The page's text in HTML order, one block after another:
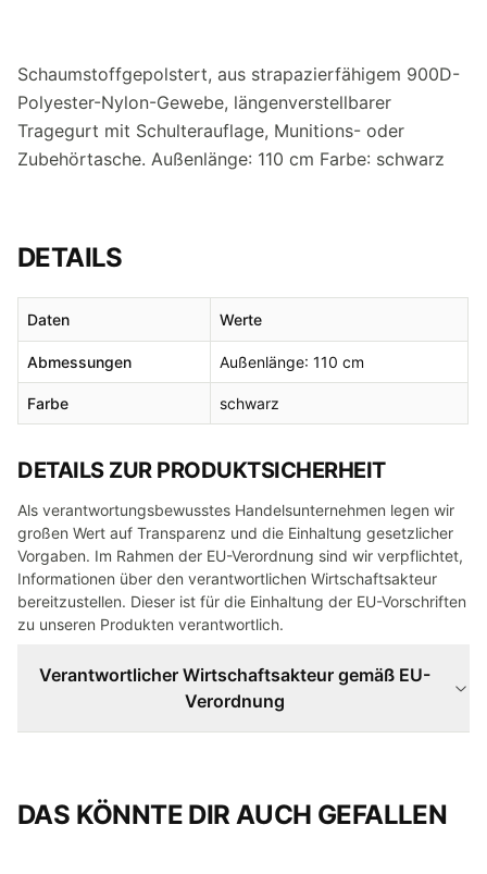
Schaumstoffgepolstert, aus strapazierfähigem 900D-
Polyester-Nylon-Gewebe, längenverstellbarer
Tragegurt mit Schulterauflage, Munitions- oder
Zubehörtasche. Außenlänge: 110 cm Farbe: schwarz
DETAILS
Daten Werte
Abmessungen Außenlänge: 110 cm
Farbe schwarz
DETAILS ZUR PRODUKTSICHERHEIT
Als verantwortungsbewusstes Handelsunternehmen legen wir
großen Wert auf Transparenz und die Einhaltung gesetzlicher
Vorgaben. Im Rahmen der EU-Verordnung sind wir verpflichtet,
Informationen über den verantwortlichen Wirtschaftsakteur
bereitzustellen. Dieser ist für die Einhaltung der EU-Vorschriften
zu unseren Produkten verantwortlich.
Verantwortlicher Wirtschaftsakteur gemäß EU-
Verordnung
DAS KÖNNTE DIR AUCH GEFALLEN